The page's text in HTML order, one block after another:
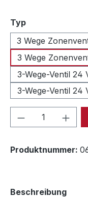
Typauswählen
3 Wege
3-Wege-Ventil 24
3-Wege-Ventil
Produkt
Produktnummer:
Beschreibung